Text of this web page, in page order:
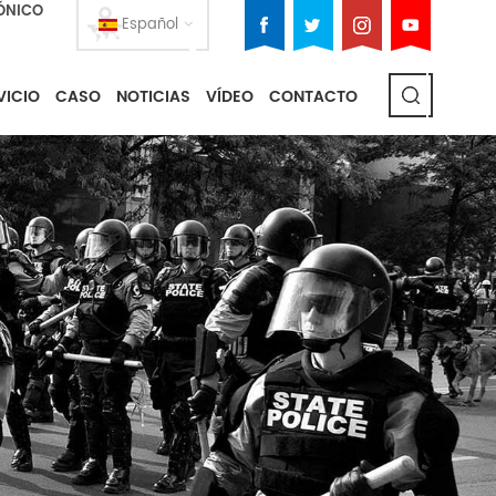
Español
CASO NOTICIAS VÍDEO CONTACTO